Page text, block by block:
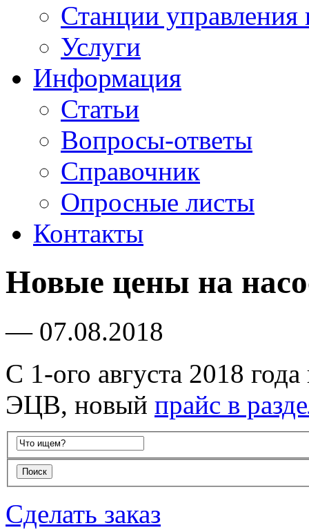
Станции управления
Услуги
Информация
Статьи
Вопросы-ответы
Справочник
Опросные листы
Контакты
Новые цены на
— 07.08.2018
С 1-ого августа 2018
ЭЦВ, новый прайс в
Сделать заказ